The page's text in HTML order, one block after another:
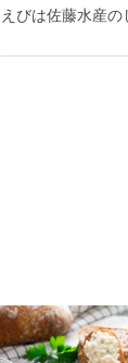
えびは佐藤水産の